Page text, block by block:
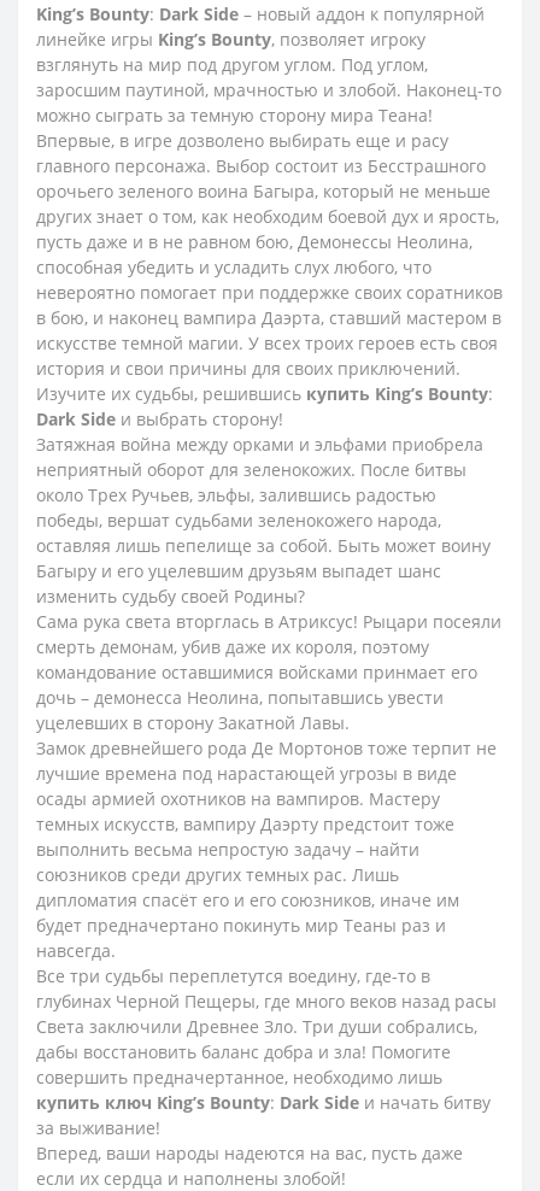
King’s Bounty: Dark Side – новый аддон к популярной
линейке игры King’s Bounty, позволяет игроку
взглянуть на мир под другом углом. Под углом,
заросшим паутиной, мрачностью и злобой. Наконец-то
можно сыграть за темную сторону мира Теана!
Впервые, в игре дозволено выбирать еще и расу
главного персонажа. Выбор состоит из Бесстрашного
орочьего зеленого воина Багыра, который не меньше
других знает о том, как необходим боевой дух и ярость,
пусть даже и в не равном бою, Демонессы Неолина,
способная убедить и усладить слух любого, что
невероятно помогает при поддержке своих соратников
в бою, и наконец вампира Даэрта, ставший мастером в
искусстве темной магии. У всех троих героев есть своя
история и свои причины для своих приключений.
Изучите их судьбы, решившись купить King’s Bounty:
Dark Side и выбрать сторону!
Затяжная война между орками и эльфами приобрела
неприятный оборот для зеленокожих. После битвы
около Трех Ручьев, эльфы, залившись радостью
победы, вершат судьбами зеленокожего народа,
оставляя лишь пепелище за собой. Быть может воину
Багыру и его уцелевшим друзьям выпадет шанс
изменить судьбу своей Родины?
Сама рука света вторглась в Атриксус! Рыцари посеяли
смерть демонам, убив даже их короля, поэтому
командование оставшимися войсками принмает его
дочь – демонесса Неолина, попытавшись увести
уцелевших в сторону Закатной Лавы.
Замок древнейшего рода Де Мортонов тоже терпит не
лучшие времена под нарастающей угрозы в виде
осады армией охотников на вампиров. Мастеру
темных искусств, вампиру Даэрту предстоит тоже
выполнить весьма непростую задачу – найти
союзников среди других темных рас. Лишь
дипломатия спасёт его и его союзников, иначе им
будет предначертано покинуть мир Теаны раз и
навсегда.
Все три судьбы переплетутся воедину, где-то в
глубинах Черной Пещеры, где много веков назад расы
Света заключили Древнее Зло. Три души собрались,
дабы восстановить баланс добра и зла! Помогите
совершить предначертанное, необходимо лишь
купить ключ King’s Bounty: Dark Side и начать битву
за выживание!
Вперед, ваши народы надеются на вас, пусть даже
если их сердца и наполнены злобой!